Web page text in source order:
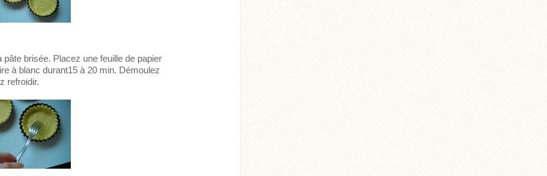
pâte brisée. Placez une feuille de papier
à blanc durant15 à 20 min. Démoulez
refroidir.